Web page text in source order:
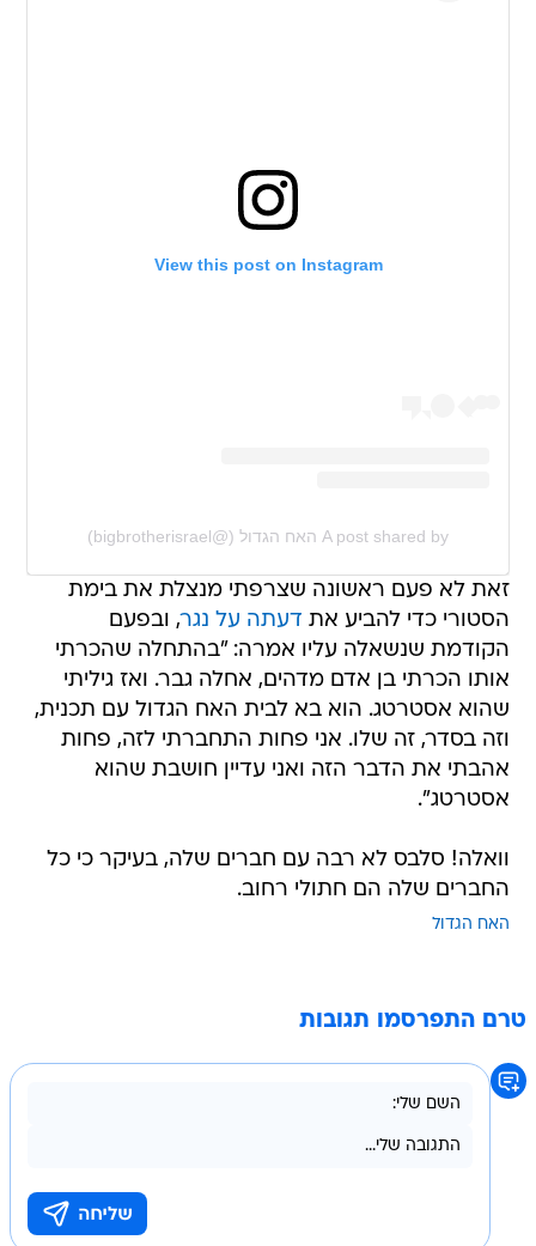
View this post on Instagram
A post shared by האח הגדול (@bigbrotherisrael)
זאת לא פעם ראשונה שצרפתי מנצלת את בימת
הסטורי כדי להביע את דעתה על נגר, ובפעם
הקודמת שנשאלה עליו אמרה: "בהתחלה שהכרתי
אותו הכרתי בן אדם מדהים, אחלה גבר. ואז גיליתי
שהוא אסטרטג. הוא בא לבית האח הגדול עם תכנית,
וזה בסדר, זה שלו. אני פחות התחברתי לזה, פחות
אהבתי את הדבר הזה ואני עדיין חושבת שהוא
אסטרטג".
וואלה! סלבס לא רבה עם חברים שלה, בעיקר כי כל
החברים שלה הם חתולי רחוב.
האח הגדול
טרם התפרסמו תגובות